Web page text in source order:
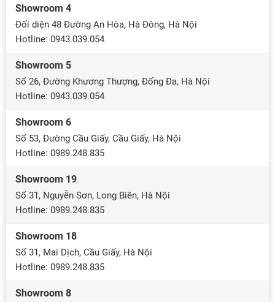
Showroom 4
Đối diện 48 Đường An Hòa, Hà Đông, Hà Nội
Hotline: 0943.039.054
Showroom 5
Số 26, Đường Khương Thượng, Đống Đa, Hà Nội
Hotline: 0943.039.054
Showroom 6
Số 53, Đường Cầu Giấy, Cầu Giấy, Hà Nội
Hotline: 0989.248.835
Showroom 19
Số 31, Nguyễn Sơn, Long Biên, Hà Nội
Hotline: 0989.248.835
Showroom 18
Số 31, Mai Dịch, Cầu Giấy, Hà Nội
Hotline: 0989.248.835
Showroom 8